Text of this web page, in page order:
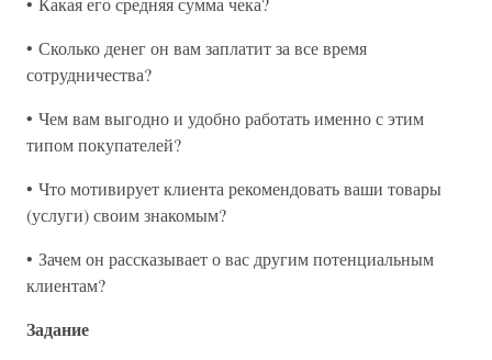
• Сколько денег он вам заплатит за все время
сотрудничества?
• Чем вам выгодно и удобно работать именно с этим
типом покупателей?
• Что мотивирует клиента рекомендовать ваши товары
(услуги) своим знакомым?
• Зачем он рассказывает о вас другим потенциальным
клиентам?
Задание